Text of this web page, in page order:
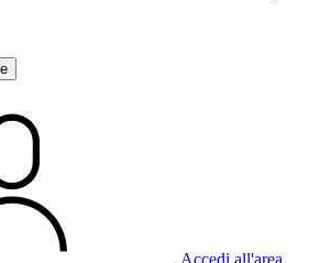
Accedi all'area